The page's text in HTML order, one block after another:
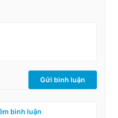
Gửi bình luận
bình luận